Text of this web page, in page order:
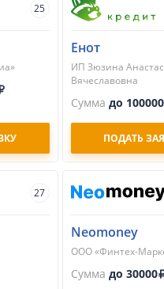
25
Енот
ИП Зюзина
Вячеславовна
Сумма до 100000
ПОДАТЬ
27
Neomoney
ООО «Финтех-
Сумма до 30000